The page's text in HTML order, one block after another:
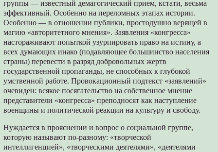
группы — известный демагогический прием, кстати, весьма
эффективный. Особенно на переломных этапах истории.
Особенно — в отношении публики, простодушно верящей в
магию «авторитетного мнения». Заявления «конгресса»
настораживают попыткой узурпировать право на истину, а
всех думающих инако (подавляющее большинство населения
страны) перевести в разряд добровольных жертв
государственной пропаганды, не способных к глубокой
умственной работе. Провокационный подтекст «заявлений»
очевиден: всякое посягательство на собственное мнение
представители «конгресса» преподносят как наступление
военщины и политической реакции на культуру и свободу.
Нуждается в прояснении и вопрос о социальной группе,
которую называют по-разному: «творческой
интеллигенцией», «творческими деятелями», «деятелями